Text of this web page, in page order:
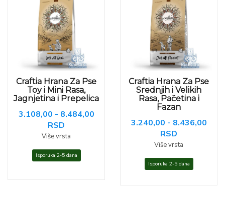
Craftia Hrana Za Pse
Toy i Mini Rasa,
Jagnjetina i Prepelica
3.108,00 - 8.484,00
RSD
Više vrsta
Isporuka 2-5 dana
Craftia Hrana Za Pse
Srednjih i Velikih
Rasa, Pačetina i
Fazan
3.240,00 - 8.436,00
RSD
Više vrsta
Isporuka 2-5 dana